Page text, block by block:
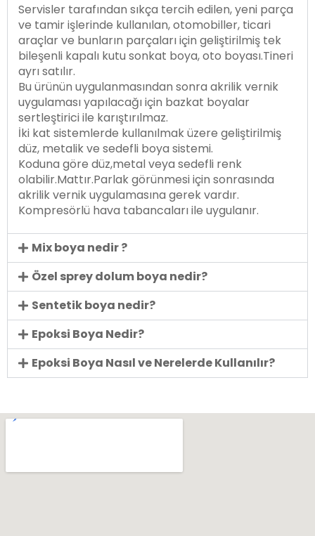
Servisler tarafından sıkça tercih edilen, yeni parça
ve tamir işlerinde kullanılan, otomobiller, ticari
araçlar ve bunların parçaları için geliştirilmiş tek
bileşenli kapalı kutu sonkat boya, oto boyası.Tineri
ayrı satılır.
Bu ürünün uygulanmasından sonra akrilik vernik
uygulaması yapılacağı için bazkat boyalar
sertleştirici ile karıştırılmaz.
İki kat sistemlerde kullanılmak üzere geliştirilmiş
düz, metalik ve sedefli boya sistemi.
Koduna göre düz,metal veya sedefli renk
olabilir.Mattır.Parlak görünmesi için sonrasında
akrilik vernik uygulamasına gerek vardır.
Kompresörlü hava tabancaları ile uygulanır.
Mix boya nedir ?
Özel sprey dolum boya nedir?
Sentetik boya nedir?
Epoksi Boya Nedir?
Epoksi Boya Nasıl ve Nerelerde Kullanılır?